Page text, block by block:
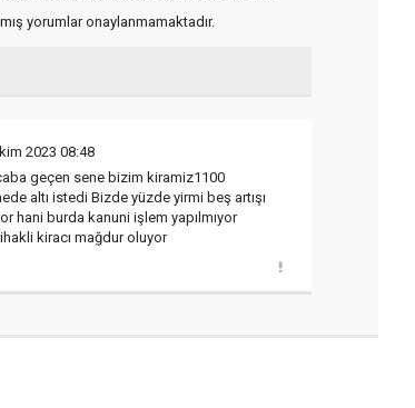
yorumlar onaylanmamaktadır.
2023 08:48
geçen sene bizim kiramiz1100
altı istedi Bizde yüzde yirmi beş artışı
hani burda kanuni işlem yapılmıyor
kiracı mağdur oluyor